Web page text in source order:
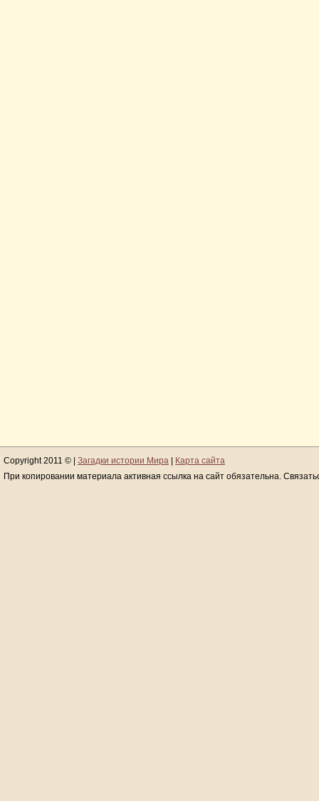
Copyright 2011 © | Загадки истории Мира
Карта сайта
При копировании материала активная ссылка на сайт обязательна.